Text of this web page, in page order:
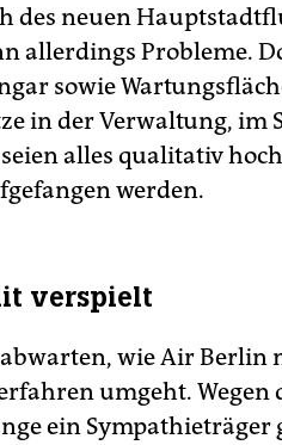
des neuen
allerdings Probleme.
sowie
in der Verwaltung, im
alles qualitativ
werden.
verspielt
wie Air Berlin
umgeht. Wegen
ein Sympathieträger